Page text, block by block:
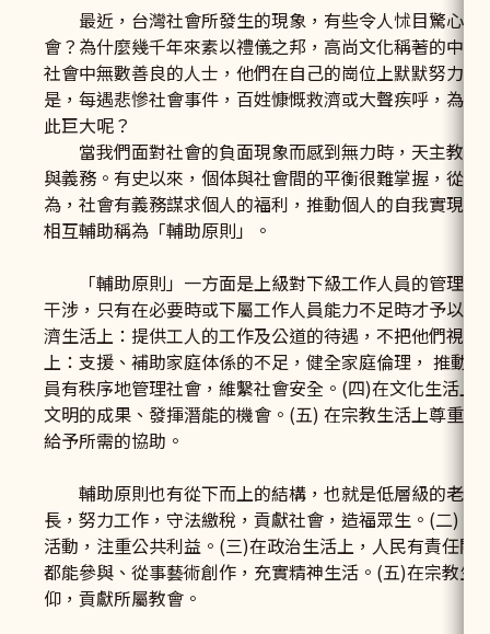
最近，台灣社會所發生的現象，有些令人怵目驚心，
會？為什麼幾千年來素以禮儀之邦，高尚文化稱著的中
社會中無數善良的人士，他們在自己的崗位上默默努力
是，每遇悲慘社會事件，百姓慷慨救濟或大聲疾呼，為
此巨大呢？
當我們面對社會的負面現象而感到無力時，天主教會
與義務。有史以來，個体與社會間的平衡很難掌握，從
為，社會有義務謀求個人的福利，推動個人的自我實現
相互輔助稱為「輔助原則」。
「輔助原則」一方面是上級對下級工作人員的管理及
干涉，只有在必要時或下屬工作人員能力不足時才予以
濟生活上：提供工人的工作及公道的待遇，不把他們視
上：支援、補助家庭体係的不足，健全家庭倫理， 推動
員有秩序地管理社會，維繫社會安全。(四)在文化生活
文明的成果、發揮潛能的機會。(五) 在宗教生活上尊重
給予所需的協助。
輔助原則也有從下而上的結構，也就是低層級的老百
長，努力工作，守法繳稅，貢獻社會，造福眾生。(二)
活動，注重公共利益。(三)在政治生活上，人民有責任
都能參與、從事藝術創作，充實精神生活。(五)在宗教生
仰，貢獻所屬教會。